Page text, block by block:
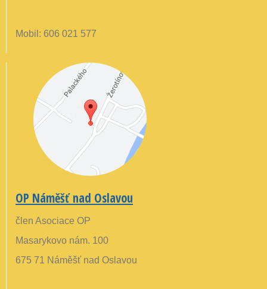
Mobil: 606 021 577
OP Náměšť nad Oslavou
člen Asociace OP
Masarykovo nám. 100
675 71 Náměšť nad Oslavou